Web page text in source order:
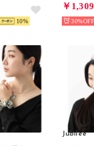
10
￥1,309
30%
Jubilee